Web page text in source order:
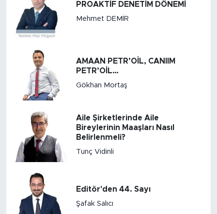
PROAKTİF DENETİM DÖNEMİ
Mehmet DEMİR
AMAAN PETR’OİL, CANIIM
PETR’OİL…
Gökhan Mortaş
Aile Şirketlerinde Aile
Bireylerinin Maaşları Nasıl
Belirlenmeli?
Tunç Vidinli
Editör'den 44. Sayı
Şafak Salıcı